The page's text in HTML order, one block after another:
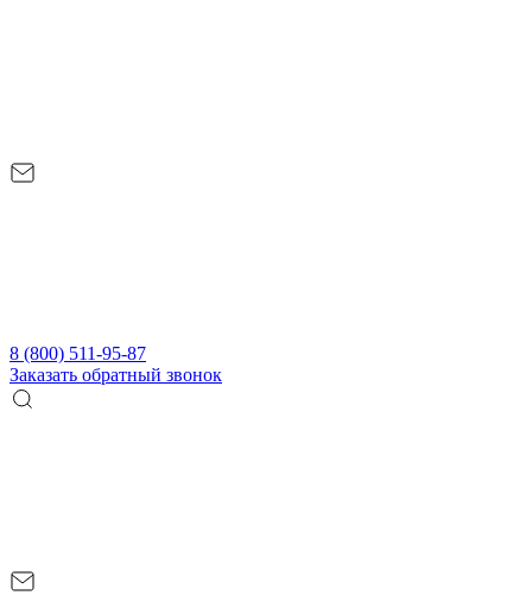
8 (800) 511-95-87
Заказать обратный звонок